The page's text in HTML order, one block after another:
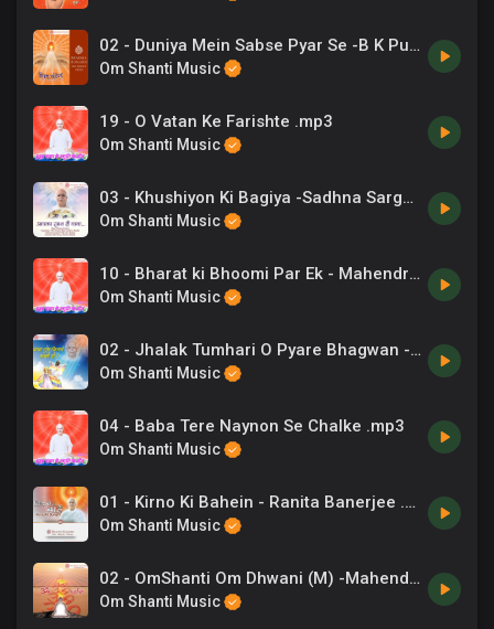
02 - Duniya Mein Sabse Pyar Se -B K Punit .mp3
Om Shanti Music
19 - O Vatan Ke Farishte .mp3
Om Shanti Music
03 - Khushiyon Ki Bagiya -Sadhna Sargam .mp3
Om Shanti Music
10 - Bharat ki Bhoomi Par Ek - Mahendra Kapoor .mp3
Om Shanti Music
02 - Jhalak Tumhari O Pyare Bhagwan -B.K. Asmita .mp3
Om Shanti Music
04 - Baba Tere Naynon Se Chalke .mp3
Om Shanti Music
01 - Kirno Ki Bahein - Ranita Banerjee .mp3
Om Shanti Music
02 - OmShanti Om Dhwani (M) -Mahendra Kapoor .mp3
Om Shanti Music